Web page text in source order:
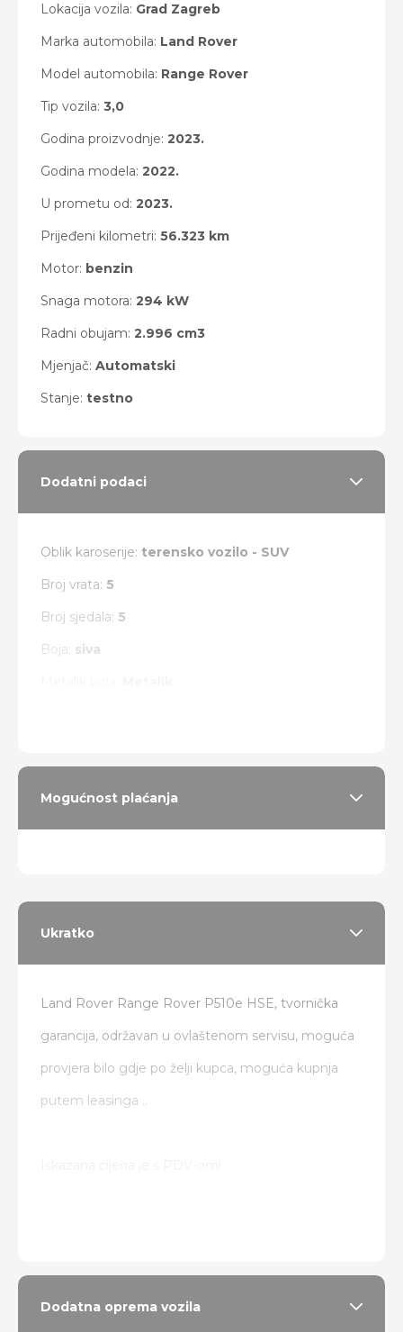
Lokacija vozila: Grad Zagreb
Marka automobila: Land Rover
Model automobila: Range Rover
Tip vozila: 3,0
Godina proizvodnje: 2023.
Godina modela: 2022.
U prometu od: 2023.
Prijeđeni kilometri: 56.323 km
Motor: benzin
Snaga motora: 294 kW
Radni obujam: 2.996 cm3
Mjenjač: Automatski
Stanje: testno
Dodatni podaci
Oblik karoserije: terensko vozilo - SUV
Broj vrata: 5
Broj sjedala: 5
Boja: siva
Mogućnost plaćanja
Ukratko
Land Rover Range Rover P510e HSE, tvornička
garancija, održavan u ovlaštenom servisu, moguća
provjera bilo gdje po želji kupca, moguća kupnja
putem leasinga ..
Dodatna oprema vozila